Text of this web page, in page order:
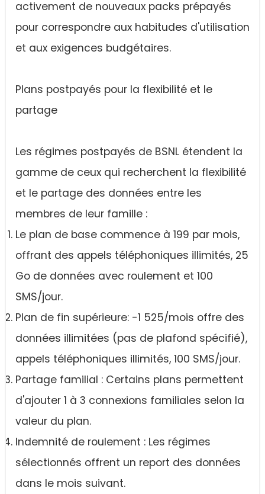
activement de nouveaux packs prépayés
pour correspondre aux habitudes d'utilisation
et aux exigences budgétaires.
Plans postpayés pour la flexibilité et le
partage
Les régimes postpayés de BSNL étendent la
gamme de ceux qui recherchent la flexibilité
et le partage des données entre les
membres de leur famille :
Le plan de base commence à 199 par mois,
offrant des appels téléphoniques illimités, 25
Go de données avec roulement et 100
SMS/jour.
Plan de fin supérieure: -1 525/mois offre des
données illimitées (pas de plafond spécifié),
appels téléphoniques illimités, 100 SMS/jour.
Partage familial : Certains plans permettent
d'ajouter 1 à 3 connexions familiales selon la
valeur du plan.
Indemnité de roulement : Les régimes
sélectionnés offrent un report des données
dans le mois suivant.